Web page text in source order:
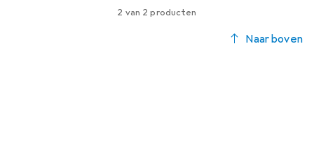
2 van 2 producten
Naar boven